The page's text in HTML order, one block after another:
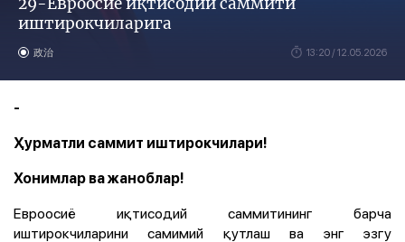
иштирокчиларига
政治 13:20 / 12.05.2026
-
Ҳурматли саммит иштирокчилари!
Хонимлар ва жаноблар!
Евроосиё иқтисодий саммитининг барча
иштирокчиларини самимий қутлаш ва энг эзгу